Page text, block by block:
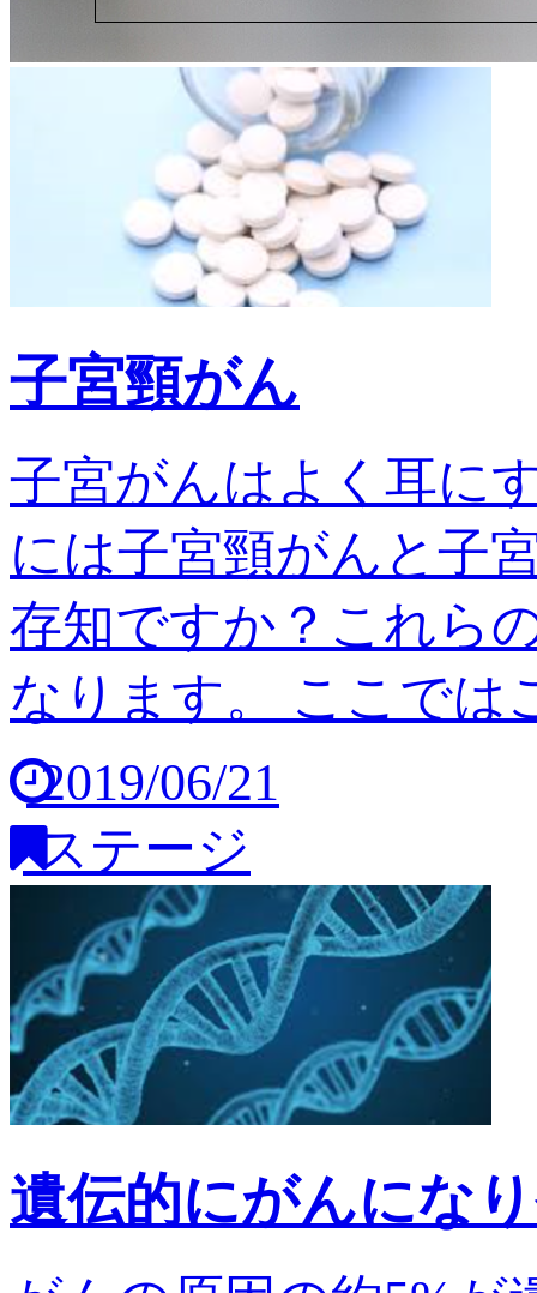
子宮頸がん
子宮がんはよく耳に
には子宮頸がんと子
存知ですか？これら
なります。 ここでは
2019/06/21
ステージ
遺伝的にがんにな